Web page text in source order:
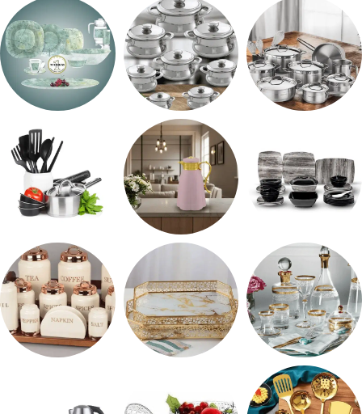
ARSHiA حلل جرانيت
حلل المونيا
طقم ميلامين ترمس شاي رفايع المطبخ
شربات وكاسات